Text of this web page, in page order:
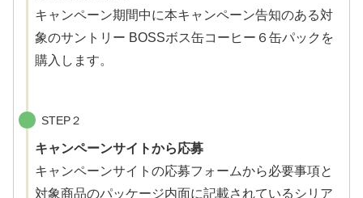
キャンペーン期間中に本キャンペーン告知のある対
象のサントリー BOSSボス缶コーヒー６缶パックを
購入します。
STEP２
キャンペーンサイトから応募
キャンペーンサイトの応募フォームから必要事項と
対象商品のパッケージ内面に記載されているシリア